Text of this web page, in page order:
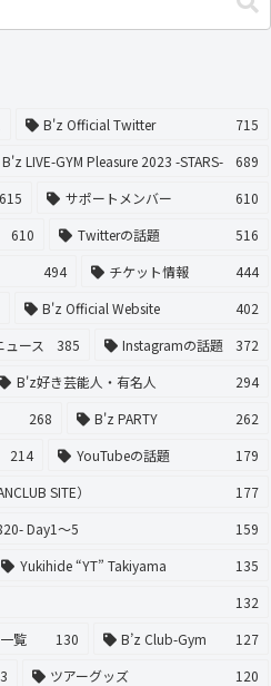
B'z Official Twitter
715
B'z LIVE-GYM Pleasure 2023 -STARS-
689
615 サポートメンバー
610
610 Twitterの話題
516
494 チケット情報
444
B'z Official Website
402
ース
385 Instagramの話題
372
B'z好き芸能人・有名人
294
268 B'z PARTY
262
214 YouTubeの話題
179
SITE）
177
Day1〜5
159
Yukihide “YT” Takiyama
135
132
覧
130 B’z Club-Gym
127
ツアーグッズ
120